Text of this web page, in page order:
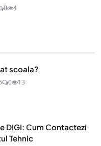
0 4
scoala?
0 13
DIGI: Cum Contactezi
Tehnic